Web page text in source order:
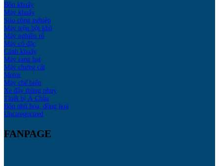
Bồn khuấy
Máy khuấy
Silo công nghiệp
Máy trộn bột khô
Máy nghiền rổ
Máy cô đặc
Cánh khuấy
Máy rang hạt
Máy chưng cất
Motor
Máy chế biến
Xe đẩy thùng phuy
Thiết bị Á Châu
Bồn nhũ hóa, đồng hoá
Uncategorized
FANPAGE